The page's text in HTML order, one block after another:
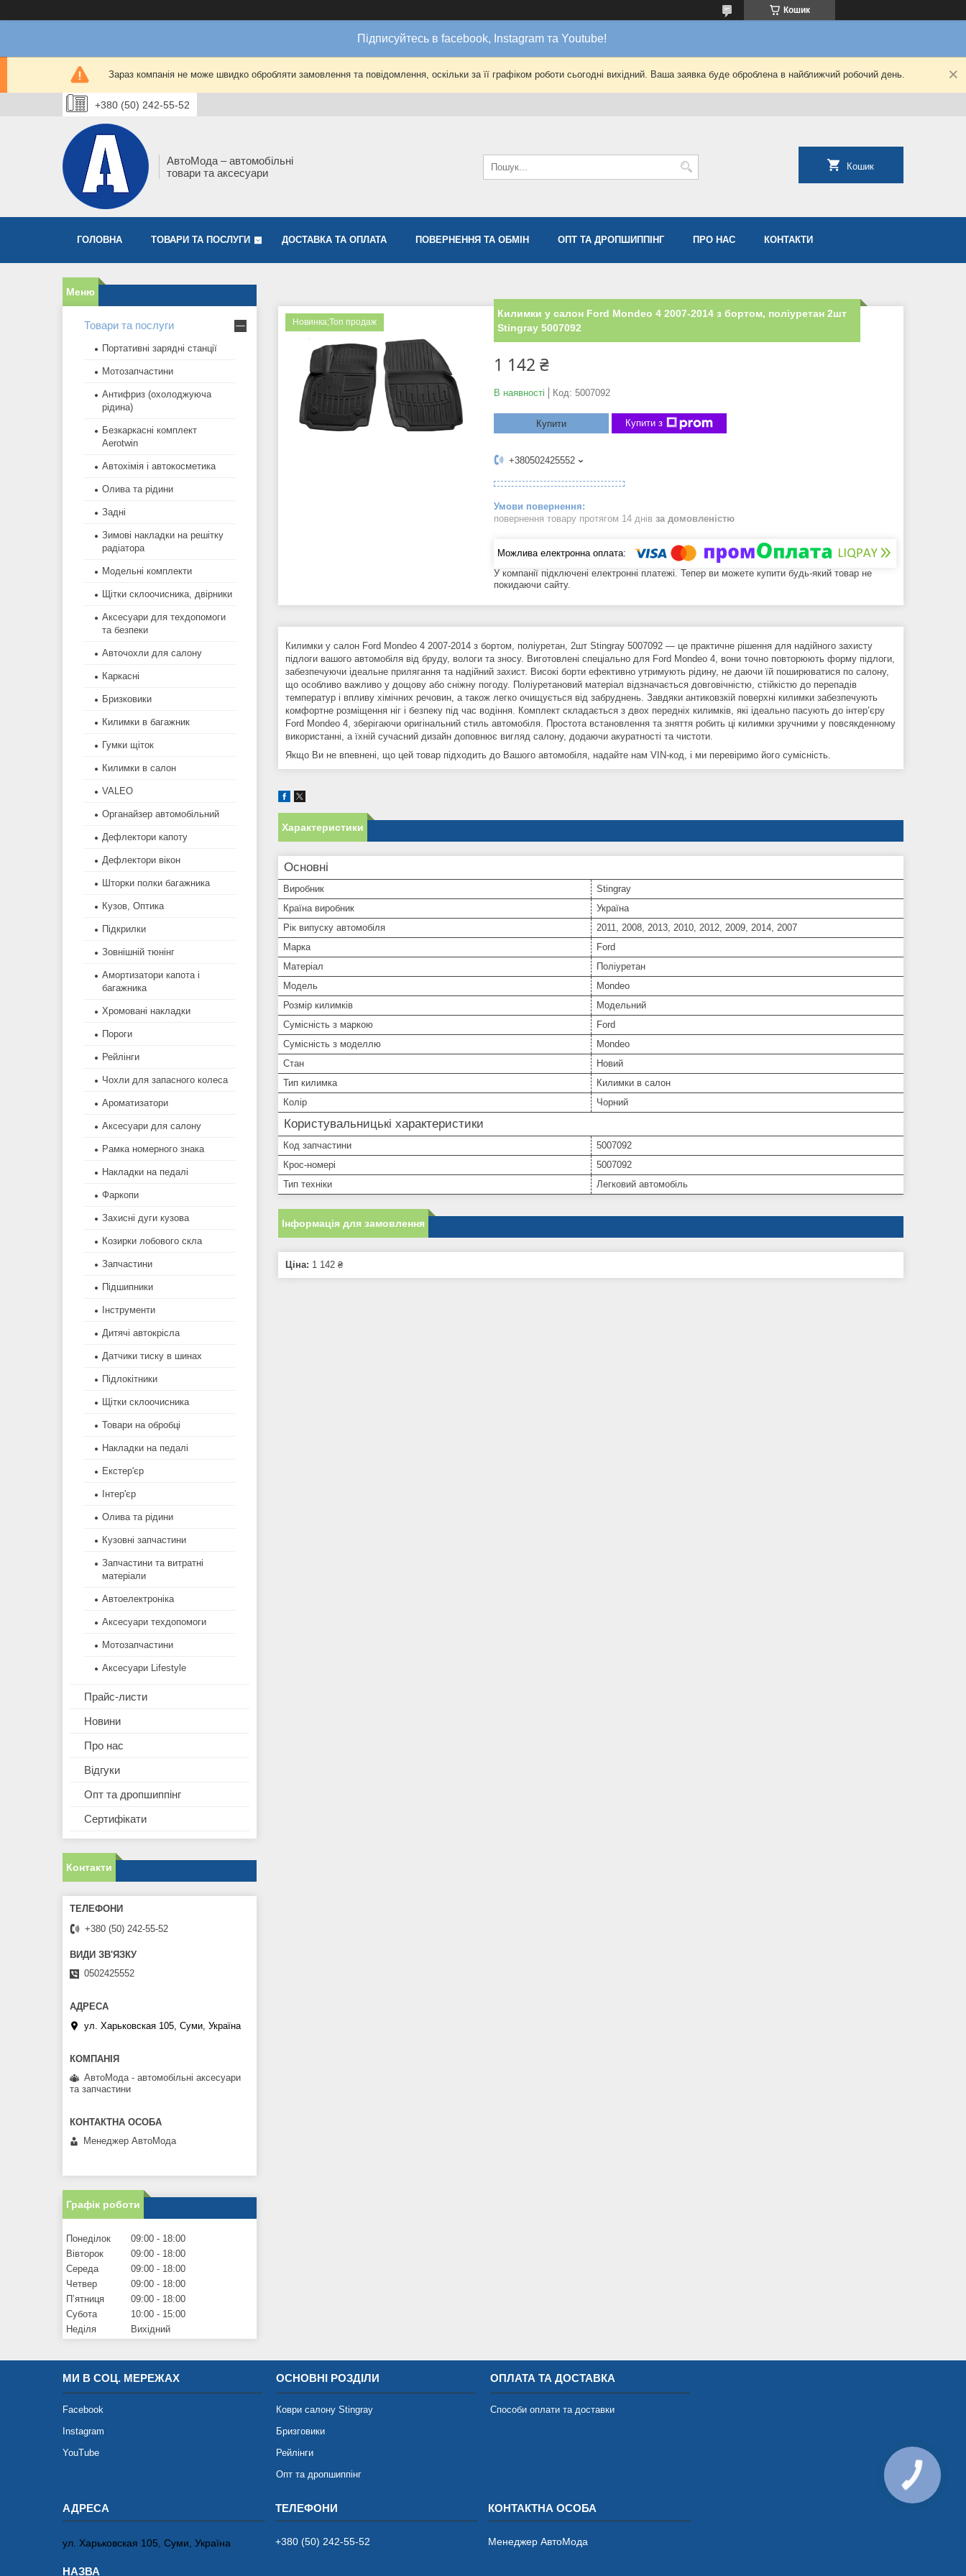
Кошик
Підписуйтесь в facebook, Instagram та Youtube!
Зараз компанія не може швидко обробляти замовлення та повідомлення, оскільки за її графіком роботи сьогодні вихідний. Ваша заявка буде оброблена в найближчий робочий день.
+380 (50) 242-55-52
АвтоМода – автомобільні
товари та аксесуари
Кошик
ГОЛОВНА ТОВАРИ ТА ПОСЛУГИ ДОСТАВКА ТА ОПЛАТА ПОВЕРНЕННЯ ТА ОБМІН ОПТ ТА ДРОПШИППІНГ ПРО НАС КОНТАКТИ
Новинка;Топ продаж
Килимки у салон Ford Mondeo 4 2007-2014 з бортом, поліуретан 2шт
Stingray 5007092
1 142 ₴
В наявності Код: 5007092
Купити Купити з
+380502425552
повернення товару протягом 14 днів за домовленістю
У компанії підключені електронні платежі. Тепер ви можете купити будь-який товар не
покидаючи сайту.
Килимки у салон Ford Mondeo 4 2007-2014 з бортом, поліуретан, 2шт Stingray 5007092 — це практичне рішення для надійного захисту
підлоги вашого автомобіля від бруду, вологи та зносу. Виготовлені спеціально для Ford Mondeo 4, вони точно повторюють форму підлоги,
забезпечуючи ідеальне прилягання та надійний захист. Високі борти ефективно утримують рідину, не даючи їй поширюватися по салону,
що особливо важливо у дощову або сніжну погоду. Поліуретановий матеріал відзначається довговічністю, стійкістю до перепадів
температур і впливу хімічних речовин, а також легко очищується від забруднень. Завдяки антиковзкій поверхні килимки забезпечують
комфортне розміщення ніг і безпеку під час водіння. Комплект складається з двох передніх килимків, які ідеально пасують до інтер’єру
Ford Mondeo 4, зберігаючи оригінальний стиль автомобіля. Простота встановлення та зняття робить ці килимки зручними у повсякденному
використанні, а їхній сучасний дизайн доповнює вигляд салону, додаючи акуратності та чистоти.
Якщо Ви не впевнені, що цей товар підходить до Вашого автомобіля, надайте нам VIN-код, і ми перевіримо його сумісність.
Характеристики
Основні
Виробник
Stingray
Країна виробник
Україна
Рік випуску автомобіля
2011, 2008, 2013, 2010, 2012, 2009, 2014, 2007
Марка
Ford
Матеріал
Поліуретан
Модель
Mondeo
Розмір килимків
Модельний
Сумісність з маркою
Ford
Сумісність з моделлю
Mondeo
Стан
Новий
Тип килимка
Килимки в салон
Колір
Чорний
Користувальницькі характеристики
Код запчастини
5007092
Крос-номері
5007092
Тип техніки
Легковий автомобіль
Інформація для замовлення
Ціна: 1 142 ₴
Товари та послуги
Портативні зарядні станції
Мотозапчастини
Антифриз (охолоджуюча
рідина)
Безкаркасні комплект
Aerotwin
Автохімія і автокосметика
Олива та рідини
Задні
Зимові накладки на решітку
радіатора
Модельні комплекти
Щітки склоочисника, двірники
Аксесуари для техдопомоги
та безпеки
Авточохли для салону
Каркасні
Бризковики
Килимки в багажник
Гумки щіток
Килимки в салон
VALEO
Органайзер автомобільний
Дефлектори капоту
Дефлектори вікон
Шторки полки багажника
Кузов, Оптика
Підкрилки
Зовнішній тюнінг
Амортизатори капота і
багажника
Хромовані накладки
Пороги
Рейлінги
Чохли для запасного колеса
Ароматизатори
Аксесуари для салону
Рамка номерного знака
Накладки на педалі
Фаркопи
Захисні дуги кузова
Козирки лобового скла
Запчастини
Підшипники
Інструменти
Дитячі автокрісла
Датчики тиску в шинах
Підлокітники
Щітки склоочисника
Товари на обробці
Накладки на педалі
Екстер'єр
Інтер'єр
Олива та рідини
Кузовні запчастини
Запчастини та витратні
матеріали
Автоелектроніка
Аксесуари техдопомоги
Мотозапчастини
Аксесуари Lifestyle
Прайс-листи
Новини
Про нас
Відгуки
Опт та дропшиппінг
Сертифікати
Контакти
+380 (50) 242-55-52
0502425552
ул. Харьковская 105, Суми, Україна
АвтоМода - автомобільні аксесуари
та запчастини
Менеджер АвтоМода
Графік роботи
Понеділок 09:00
18:00
Вівторок
09:00
18:00
Середа
09:00
18:00
Четвер
09:00
18:00
Пʼятниця
09:00
18:00
Субота
10:00
15:00
Неділя
Вихідний
МИ В СОЦ. МЕРЕЖАХ
Facebook
Instagram
YouTube
ОСНОВНІ РОЗДІЛИ
Коври салону Stingray
Бризговики
Рейлінги
Опт та дропшиппінг
ОПЛАТА ТА ДОСТАВКА
Способи оплати та доставки
ул. Харьковская 105, Суми, Україна +380 (50) 242-55-52 Менеджер АвтоМода